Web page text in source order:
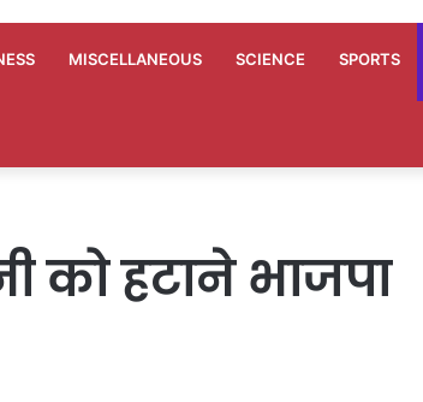
MISCELLANEOUS SCIENCE SPORTS
को हटाने भाजपा